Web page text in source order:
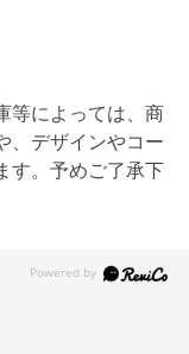
等によっては、商
、デザインやコー
す。予めご了承下